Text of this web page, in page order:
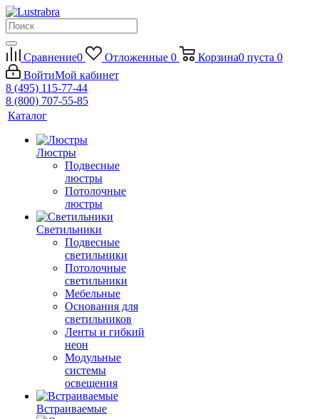
Сравнение0 Отложенные 0 Корзина0 пуста 0
ВойтиМой кабинет
8 (495) 115-77-44
8 (800) 707-55-85
Каталог
Люстры
Подвесные
люстры
Потолочные
люстры
Светильники
Подвесные
светильники
Потолочные
светильники
Мебельные
Основания для
светильников
Ленты и гибкий
неон
Модульные
системы
освещения
Встраиваемые